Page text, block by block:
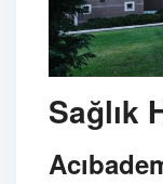
Sağlık